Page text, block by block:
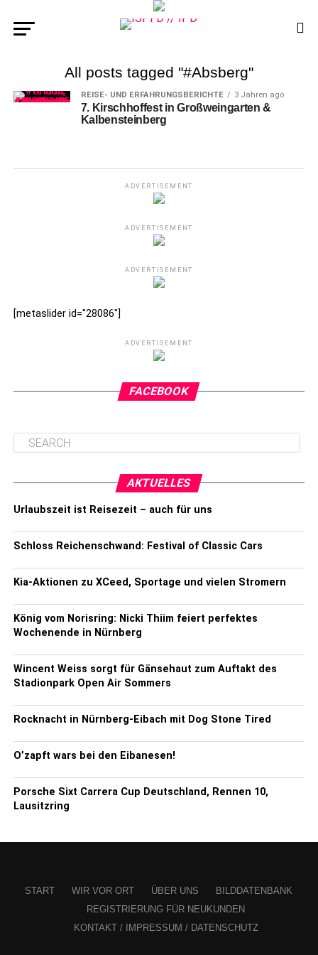
All posts tagged "#Absberg"
REISE- UND ERFAHRUNGSBERICHTE 3 Jahren ago
7. Kirschhoffest in Großweingarten &
Kalbensteinberg
ADVERTISEMENT
ADVERTISEMENT
ADVERTISEMENT
[metaslider id="28086"]
ADVERTISEMENT
FACEBOOK
AKTUELLES
Urlaubszeit ist Reisezeit – auch für uns
Schloss Reichenschwand: Festival of Classic Cars
Kia-Aktionen zu XCeed, Sportage und vielen Stromern
König vom Norisring: Nicki Thiim feiert perfektes
Wochenende in Nürnberg
Wincent Weiss sorgt für Gänsehaut zum Auftakt des
Stadionpark Open Air Sommers
Rocknacht in Nürnberg-Eibach mit Dog Stone Tired
O’zapft wars bei den Eibanesen!
Porsche Sixt Carrera Cup Deutschland, Rennen 10,
Lausitzring
START WIR VOR ORT ÜBER UNS
BILDDATENBANK
REGISTRIERUNG FÜR NEUKUNDEN
KONTAKT / IMPRESSUM / DATENSCHUTZ